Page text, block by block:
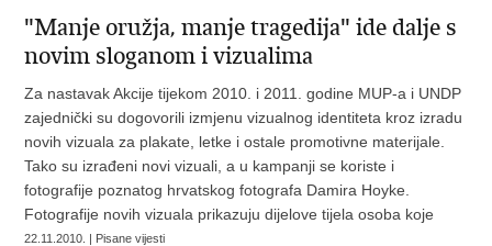
"Manje oružja, manje tragedija" ide dalje s
novim sloganom i vizualima
Za nastavak Akcije tijekom 2010. i 2011. godine MUP-a i UNDP
zajednički su dogovorili izmjenu vizualnog identiteta kroz izradu
novih vizuala za plakate, letke i ostale promotivne materijale.
Tako su izrađeni novi vizuali, a u kampanji se koriste i
fotografije poznatog hrvatskog fotografa Damira Hoyke.
Fotografije novih vizuala prikazuju dijelove tijela osoba koje
22.11.2010. | Pisane vijesti